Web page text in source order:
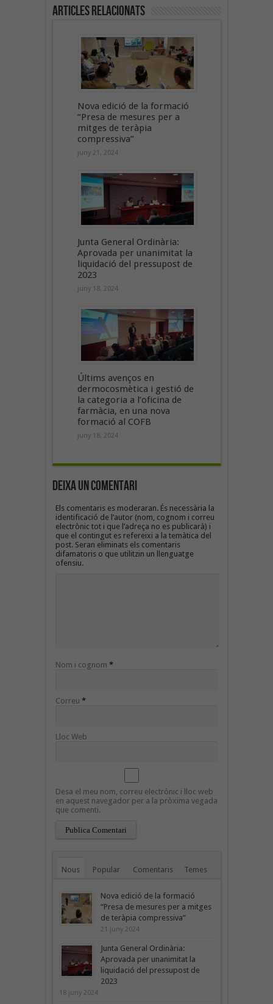
Articles Relacionats
Nova edició de la formació
“Presa de mesures per a
mitges de teràpia
compressiva”
juny 21, 2024
Junta General Ordinària:
Aprovada per unanimitat la
liquidació del pressupost de
2023
juny 18, 2024
Últims avenços en
dermocosmètica i gestió de
la categoria a l’oficina de
farmàcia, en una nova
formació al COFB
juny 18, 2024
Deixa un Comentari
Els comentaris es moderaran. És necessària la
identificació de l’autor (nom, cognom i correu
electrònic tot i que l’adreça no es publicarà) i
que el contingut es refereixi a la temàtica del
post. Seran eliminats els comentaris
difamatoris o que utilitzin un llenguatge
ofensiu.
Nom i cognom *
Correu *
Lloc Web
Desa el meu nom, correu electrònic i lloc web
en aquest navegador per a la pròxima vegada
que comenti.
Nous Popular Comentaris Temes
Nova edició de la formació
“Presa de mesures per a mitges
de teràpia compressiva”
21 juny 2024
Junta General Ordinària:
Aprovada per unanimitat la
liquidació del pressupost de
2023
18 juny 2024